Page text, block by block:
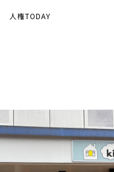
イベント・グッズ
YouTube
会社情報
人権TODAY